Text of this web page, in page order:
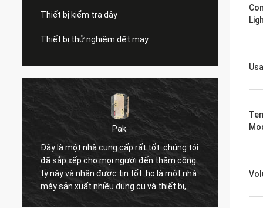
Thiết bị kiểm tra dây
Thiết bị thử nghiệm dệt may
Pak.
Đây là một nhà cung cấp rất tốt. chúng tôi
đã sắp xếp cho mọi người đến thăm công
ty này và nhận được tin tốt. họ là một nhà
máy sản xuất nhiều dụng cụ và thiết bị,
chẳng hạn như máy nén,Máy kiểm tra
sắm
của